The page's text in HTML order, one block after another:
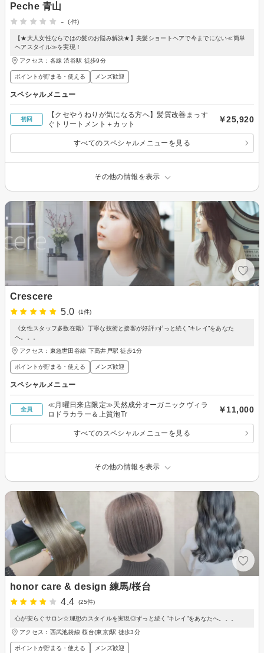
Peche 青山
-
(-件)
【★大人女性ならではの髪のお悩み解決★】美髪ショートヘアで今までにない≪簡単
ヘアスタイル≫を実現！
アクセス：各線 渋谷駅 徒歩9分
ポイントが貯まる・使える メンズ歓迎
スペシャルメニュー
初回
【クセやうねりが気になる方へ】髪質改善まっす
ぐトリートメント＋カット
￥25,920
すべてのスペシャルメニューを見る
その他の情報を表示
Crescere
5.0
(1件)
《女性スタッフ多数在籍》丁寧な技術と接客が好評♪ずっと続く”キレイ”をあなた
へ。。。
アクセス：東急世田谷線 下高井戸駅 徒歩1分
ポイントが貯まる・使える メンズ歓迎
スペシャルメニュー
全員
≪月曜日来店限定≫天然成分オーガニックヴィラ
ロドラカラー＆上質泡Tr
￥11,000
すべてのスペシャルメニューを見る
その他の情報を表示
honor care & design 練馬/桜台
4.4
(25件)
心が安らぐサロン☆理想のスタイルを実現◎ずっと続く”キレイ”をあなたへ。。。
アクセス：西武池袋線 桜台(東京)駅 徒歩3分
ポイントが貯まる・使える メンズ歓迎